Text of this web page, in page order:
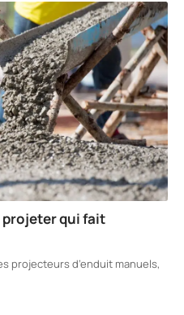
projeter qui fait
projecteurs d’enduit manuels,